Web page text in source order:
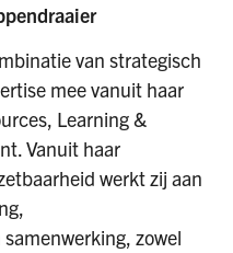
van strategisch
mee vanuit haar
Learning &
Vanuit haar
werkt zij aan
zowel